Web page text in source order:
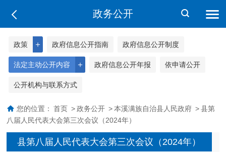
政务公开
＋
政策 政府信息公开指南 政府信息公开制度
＋
法定主动公开内容 政府信息公开年报 依申请公开
公开机构与联系方式
您的位置： 首页 > 政务公开 > 本溪满族自治县人民政府 > 县第
八届人民代表大会第三次会议（2024年）
县第八届人民代表大会第三次会议（2024年）